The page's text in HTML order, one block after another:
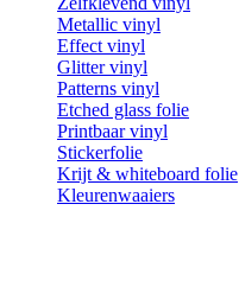
Metallic vinyl
Effect vinyl
Glitter vinyl
Patterns vinyl
Etched glass folie
Printbaar vinyl
Stickerfolie
Krijt & whiteboard folie
Kleurenwaaiers